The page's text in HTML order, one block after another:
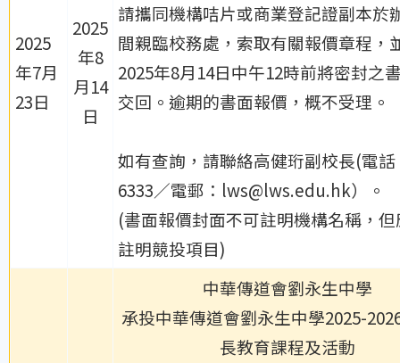
2025
年7月
23日
2025
年8
月14
日
請攜同機構咭片或商業登記證副本於
間親臨校務處，索取有關報價章程，
2025年8月14日中午12時前將密封之
交回。逾期的書面報價，概不受理。
如有查詢，請聯絡高健珩副校長(電話
6333／電郵：lws@lws.edu.hk）。
(書面報價封面不可註明機構名稱，
註明競投項目)
中華傳道會劉永生中學
承投中華傳道會劉永生中學2025-
長教育課程及活動